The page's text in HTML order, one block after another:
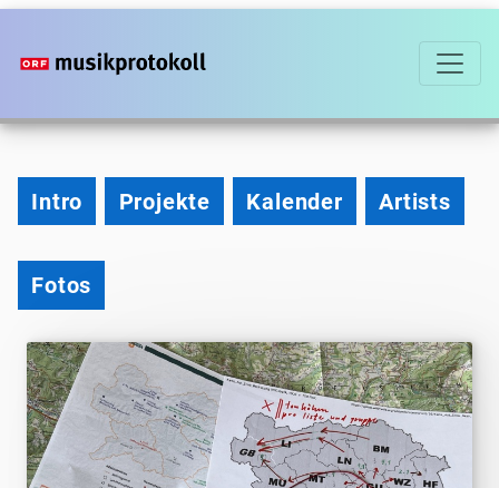
Direkt
zum
Intro
Projekte Kalender Artists
Fotos